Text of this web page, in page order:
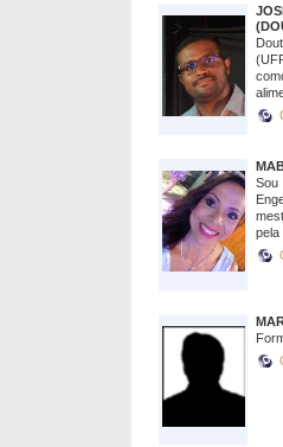
Sou
pela